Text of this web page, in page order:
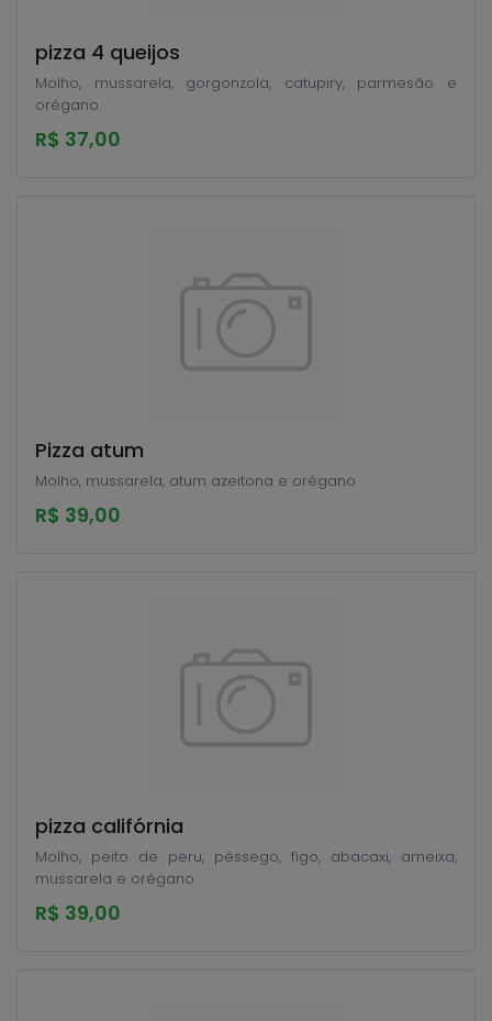
pizza 4 queijos
Molho, mussarela, gorgonzola, catupiry, parmesão e
orégano.
R$ 37,00
Pizza atum
Molho, mussarela, atum azeitona e orégano
R$ 39,00
pizza califórnia
Molho, peito de peru, pêssego, figo, abacaxi, ameixa,
mussarela e orégano
R$ 39,00